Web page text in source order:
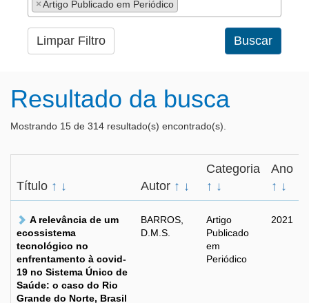
×Artigo Publicado em Periódico
Limpar Filtro Buscar
Resultado da busca
Mostrando 15 de 314 resultado(s) encontrado(s).
Título ↑ ↓ Autor ↑ ↓
Categoria
↑ ↓
Ano
↑ ↓
A relevância de um
ecossistema
tecnológico no
enfrentamento à covid-
19 no Sistema Único de
Saúde: o caso do Rio
Grande do Norte, Brasil
BARROS,
D.M.S.
Artigo
Publicado
em
Periódico
2021